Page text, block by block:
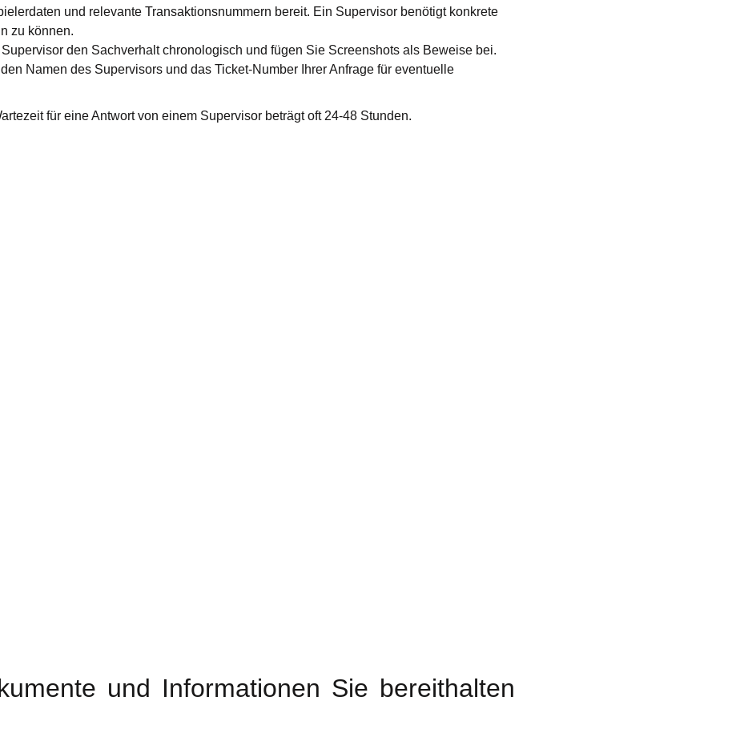
und relevante Transaktionsnummern bereit. Ein Supervisor benötigt konkrete
zu können.
den Sachverhalt chronologisch und fügen Sie Screenshots als Beweise bei.
Namen des Supervisors und das Ticket-Number Ihrer Anfrage für eventuelle
für eine Antwort von einem Supervisor beträgt oft 24-48 Stunden.
und Informationen Sie bereithalten